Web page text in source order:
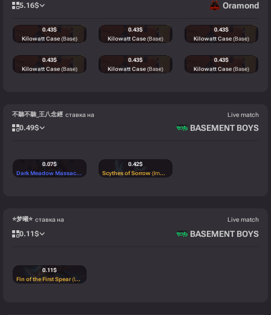
5.16$ Oramond
0.43$
Kilowatt Case(Base)
0.43$
Kilowatt Case(Base)
0.43$
Kilowatt Case(Base)
0.43$
Kilowatt Case(Base)
0.43$
Kilowatt Case(Base)
0.43$
Kilowatt Case(Base)
Kilowatt Case
Kilowatt Case
(Base)
不聽不聽_王八念經 ставка на Live match
0.49$ BASEMENT BOYS
0.07$
Dark Meadow Massacre Golem
(Rare)
0.42$
Scythes of Sorrow(Immortal)
⭐梦曦⭐ ставка на Live match
0.11$ BASEMENT BOYS
0.11$
Fin of the First Spear(Immortal)